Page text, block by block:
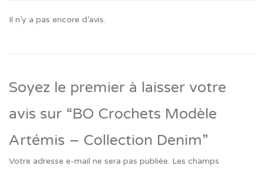
Il n’y a pas encore d’avis.
Soyez le premier à laisser votre
avis sur “BO Crochets Modèle
Artémis – Collection Denim”
Votre adresse e-mail ne sera pas publiée. Les champs